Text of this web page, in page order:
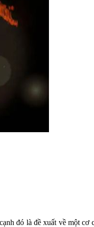
đó là đề xuất về một cơ